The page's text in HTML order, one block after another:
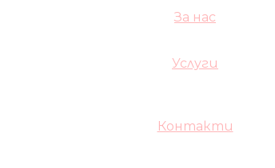
За нас
Услуги
Контакти